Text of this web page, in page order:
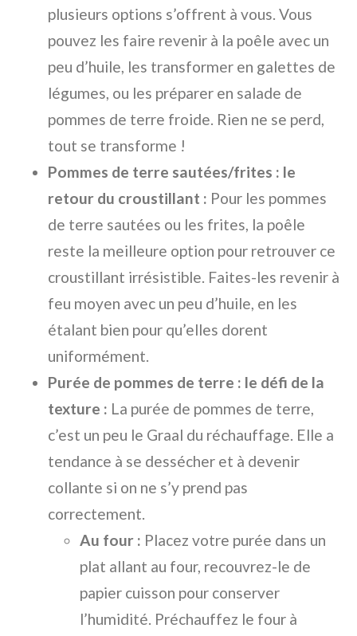
plusieurs options s’offrent à vous. Vous
pouvez les faire revenir à la poêle avec un
peu d’huile, les transformer en galettes de
légumes, ou les préparer en salade de
pommes de terre froide. Rien ne se perd,
tout se transforme !
Pommes de terre sautées/frites : le
retour du croustillant : Pour les pommes
de terre sautées ou les frites, la poêle
reste la meilleure option pour retrouver ce
croustillant irrésistible. Faites-les revenir à
feu moyen avec un peu d’huile, en les
étalant bien pour qu’elles dorent
uniformément.
Purée de pommes de terre : le défi de la
texture : La purée de pommes de terre,
c’est un peu le Graal du réchauffage. Elle a
tendance à se dessécher et à devenir
collante si on ne s’y prend pas
correctement.
Au four : Placez votre purée dans un
plat allant au four, recouvrez-le de
papier cuisson pour conserver
l’humidité. Préchauffez le four à